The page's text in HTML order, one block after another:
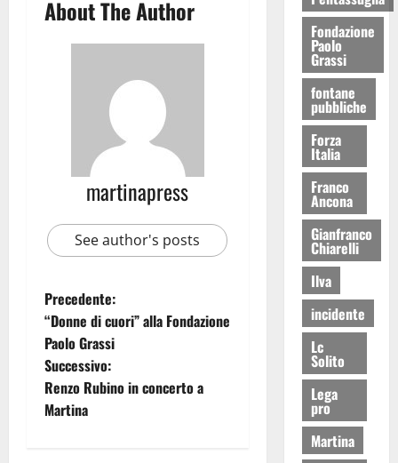
About The Author
martinapress
See author's posts
Precedente:
“Donne di cuori” alla Fondazione
Paolo Grassi
Successivo:
Renzo Rubino in concerto a
Martina
Fondazione
Paolo
Grassi
fontane
pubbliche
Forza
Italia
Franco
Ancona
Gianfranco
Chiarelli
Ilva
incidente
Lc
Solito
Lega
pro
Martina